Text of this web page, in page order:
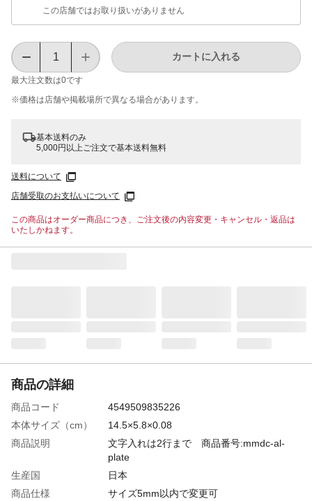
この店舗ではお取り扱いがありません
最大注文数は0です
カートに入れる
※価格は​店舗や​掲載場所で​異なる​場合が​あります。
基本送料のみ
5,000円以上ご注文で基本送料無料
送料について
店舗受取のお支払いについて
この商品はオーダー商品につき、ご注文後の内容変更・キャンセル・返品は
いたしかねます。
商品の詳細
商品コード
4549509835226
本体サイズ（cm）
14.5×5.8×0.08
商品説明
文字入れは2行まで 商品番号:mmdc-al-
plate
生産国
日本
商品仕様
サイズ5mm以内で変更可